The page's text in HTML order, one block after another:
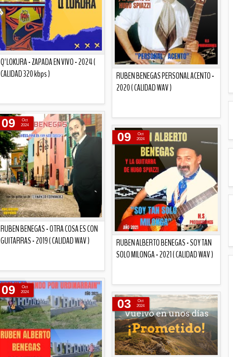
Q' LOKURA - ZAPADA EN VIVO - 2024 (
CALIDAD 320 kbps )
RUBEN BENEGAS PERSONAL ACENTO -
2020 ( CALIDAD WAV )
RUBEN BENEGAS - OTRA COSA ES CON
GUITARRAS - 2019 ( CALIDAD WAV )
09
Oct
2024
RUBEN ALBERTO BENEGAS - SOY TAN
SOLO MILONGA - 2021 ( CALIDAD WAV )
09
Oct
2024
09
Oct
2024
03
Oct
2024